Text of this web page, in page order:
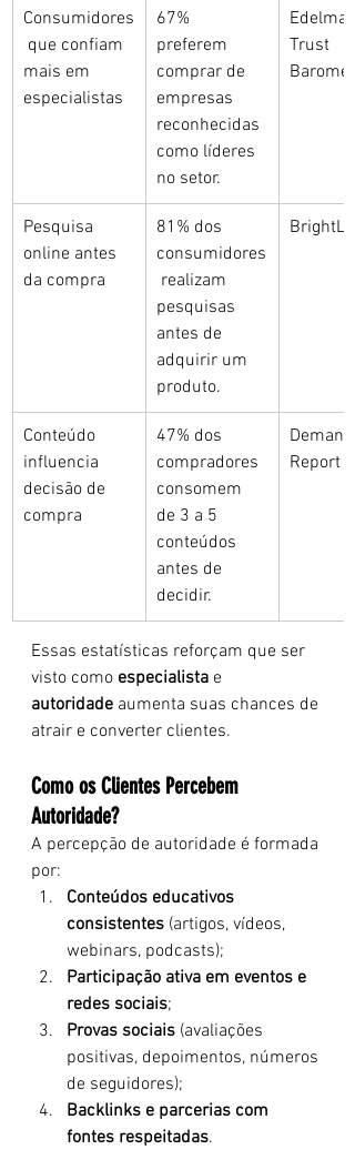
Consumidores
que confiam
mais em
especialistas
67%
preferem
comprar de
empresas
reconhecidas
como líderes
no setor.
Edelman
Trust
Pesquisa
online antes
da compra
81% dos
consumidores
realizam
pesquisas
antes de
adquirir um
produto.
Conteúdo
influencia
decisão de
compra
47% dos
compradores
consomem
de 3 a 5
conteúdos
antes de
decidir.
Demand
Report
Essas estatísticas reforçam que ser
visto como especialista e
autoridade aumenta suas chances de
atrair e converter clientes.
Como os Clientes Percebem
Autoridade?
A percepção de autoridade é formada
por:
Conteúdos educativos
consistentes (artigos, vídeos,
webinars, podcasts);
Participação ativa em eventos e
redes sociais;
Provas sociais (avaliações
positivas, depoimentos, números
de seguidores);
Backlinks e parcerias com
fontes respeitadas.